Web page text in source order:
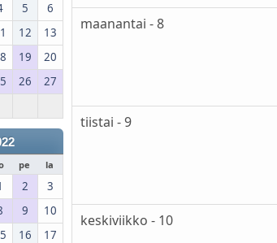
5
6
12
13
19
20
26
27
pe la
2
3
9
10
16
17
maanantai - 8
tiistai - 9
keskiviikko - 10